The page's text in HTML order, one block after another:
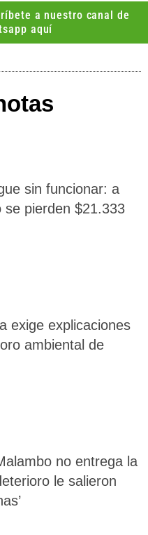
a nuestro canal de
aquí
sin funcionar: a
se pierden $21.333
exige explicaciones
ambiental de
no entrega la
le salieron